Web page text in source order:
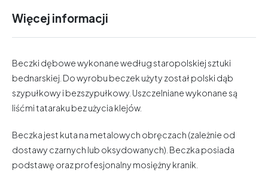
Więcej informacji
Beczki dębowe wykonane według staropolskiej sztuki
bednarskiej. Do wyrobu beczek użyty został polski dąb
szypułkowy i bezszypułkowy. Uszczelniane wykonane są
liśćmi tataraku bez użycia klejów.
Beczka jest kuta na metalowych obręczach (zależnie od
dostawy czarnych lub oksydowanych). Beczka posiada
podstawę oraz profesjonalny mosiężny kranik.